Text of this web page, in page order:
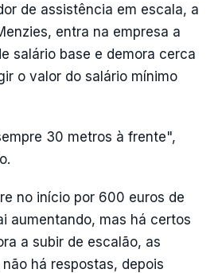
de assistência em escala, a
entra na empresa a
salário base e demora cerca
o valor do salário mínimo
30 metros à frente",
no início por 600 euros de
aumentando, mas há certos
a subir de escalão, as
há respostas, depois